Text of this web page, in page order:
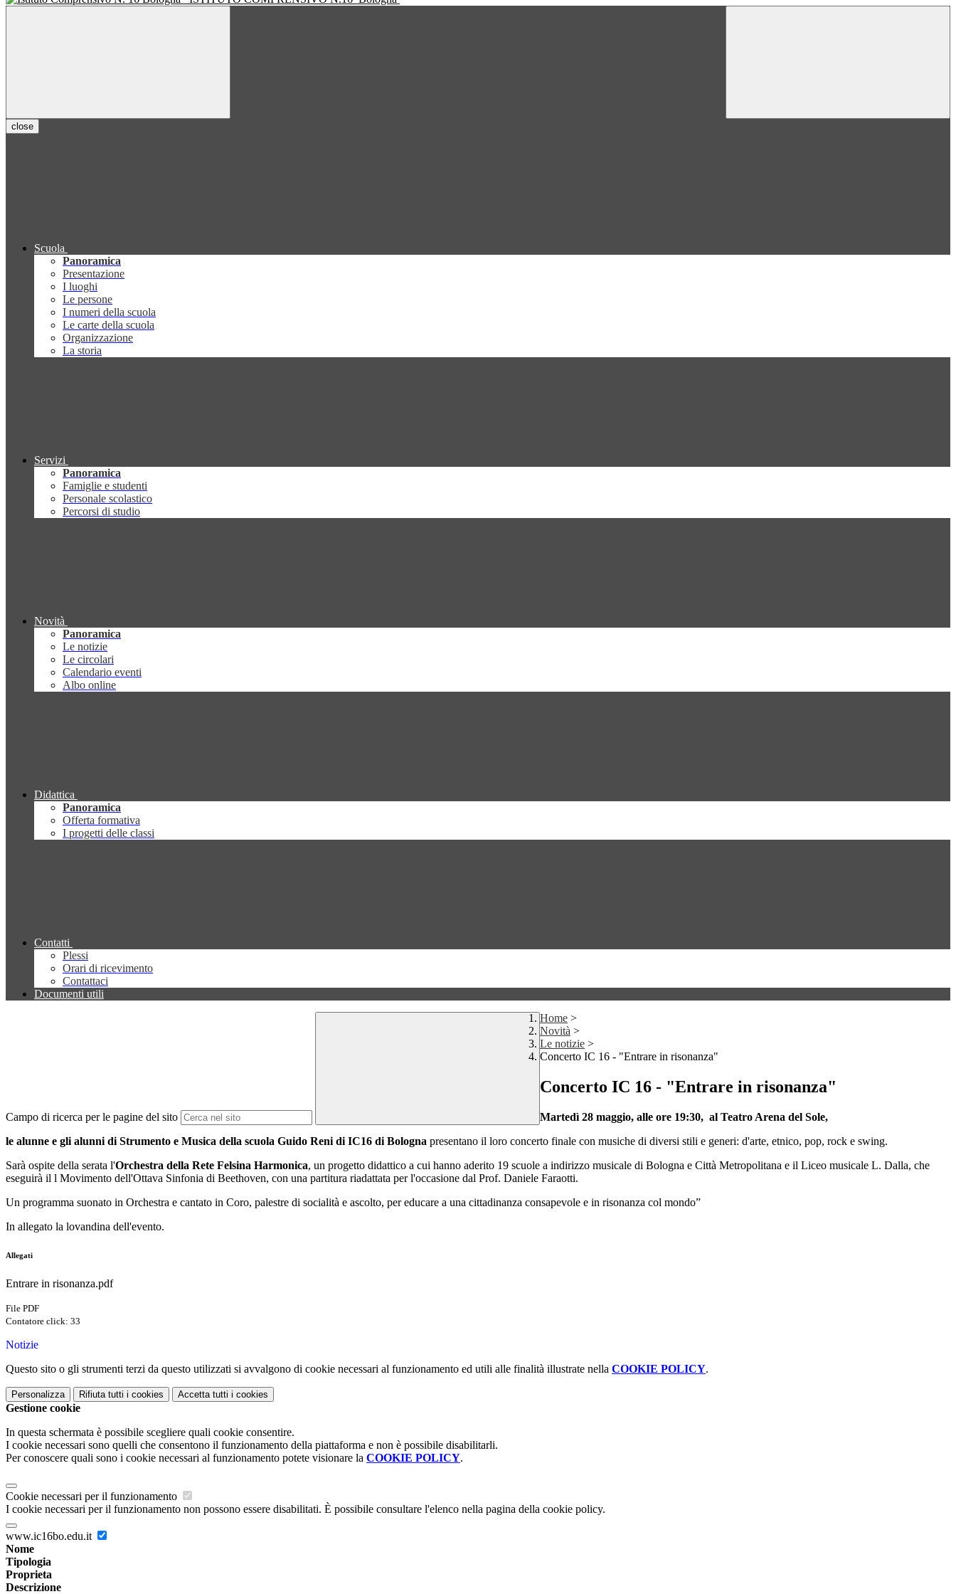
close
Scuola
Panoramica
Presentazione
I luoghi
Le persone
I numeri della scuola
Le carte della scuola
Organizzazione
La storia
Servizi
Panoramica
Famiglie e studenti
Personale scolastico
Percorsi di studio
Novità
Panoramica
Le notizie
Le circolari
Calendario eventi
Albo online
Didattica
Panoramica
Offerta formativa
I progetti delle classi
Contatti
Plessi
Orari di ricevimento
Contattaci
Documenti utili
Campo di ricerca per le pagine del sito
Home >
Novità >
Le notizie >
Concerto IC 16 - "Entrare in risonanza"
Concerto IC 16 - "Entrare in risonanza"
Martedì 28 maggio, alle ore 19:30, al Teatro Arena del Sole,
le alunne e gli alunni di Strumento e Musica della scuola Guido Reni di IC16 di Bologna presentano il loro concerto finale con musiche di diversi stili e generi: d'arte, etnico, pop, rock e swing.
Sarà ospite della serata l'Orchestra della Rete Felsina Harmonica, un progetto didattico a cui hanno aderito 19 scuole a indirizzo musicale di Bologna e Città Metropolitana e il Liceo musicale L. Dalla, che
eseguirà il l Movimento dell'Ottava Sinfonia di Beethoven, con una partitura riadattata per l'occasione dal Prof. Daniele Faraotti.
Un programma suonato in Orchestra e cantato in Coro, palestre di socialità e ascolto, per educare a una cittadinanza consapevole e in risonanza col mondo”
In allegato la lovandina dell'evento.
Allegati
Entrare in risonanza.pdf
File PDF
Contatore click: 33
Notizie
Questo sito o gli strumenti terzi da questo utilizzati si avvalgono di cookie necessari al funzionamento ed utili alle finalità illustrate nella COOKIE POLICY.
Personalizza Rifiuta tutti i cookies Accetta tutti i cookies
Gestione cookie
In questa schermata è possibile scegliere quali cookie consentire.
I cookie necessari sono quelli che consentono il funzionamento della piattaforma e non è possibile disabilitarli.
Per conoscere quali sono i cookie necessari al funzionamento potete visionare la COOKIE POLICY.
Cookie necessari per il funzionamento
I cookie necessari per il funzionamento non possono essere disabilitati. È possibile consultare l'elenco nella pagina della cookie policy.
www.ic16bo.edu.it
Nome
Tipologia
Proprieta
Descrizione